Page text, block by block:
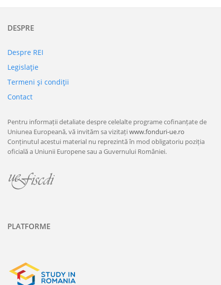
DESPRE
Despre REI
Legislaţie
Termeni şi condiţii
Contact
Pentru informații detaliate despre celelalte programe cofinanțate de
Uniunea Europeană, vă invităm sa vizitațiwww.fonduri-ue.ro
Conținutul acestui material nu reprezintă în mod obligatoriu poziția
oficială a Uniunii Europene sau a Guvernului României.
PLATFORME